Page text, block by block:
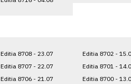
Editia 8708 - 23.07
Editia 8707 - 22.07
Editia 8706 - 21.07
Editia 8702 -
Editia 8701 -
Editia 8700 -